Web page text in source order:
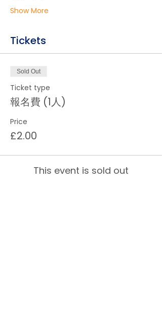
Show More
Tickets
Sold Out
Ticket type
報名費 (1人)
Price
£2.00
This event is sold out